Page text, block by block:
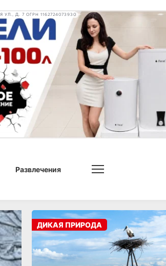
Д. 7 ОГРН 1162724073930
Развлечения
ДИКАЯ ПРИРОДА